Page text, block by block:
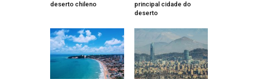
deserto chileno
principal cidade do
deserto